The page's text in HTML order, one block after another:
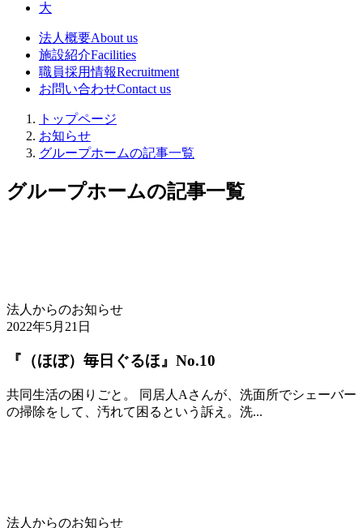
大
法人概要About us
施設紹介Facilities
職員採用情報Recruitment
お問い合わせContact us
トップページ
お知らせ
グループホームの記事一覧
グループホームの記事一覧
法人からのお知らせ
2022年5月21日
『（ほぼ）毎日ぐるほ』No.10
共同生活の困りごと。 同居人Aさんが、洗面所でシェーバー
の掃除をして、汚れて困るという訴え。洗...
法人からのお知らせ